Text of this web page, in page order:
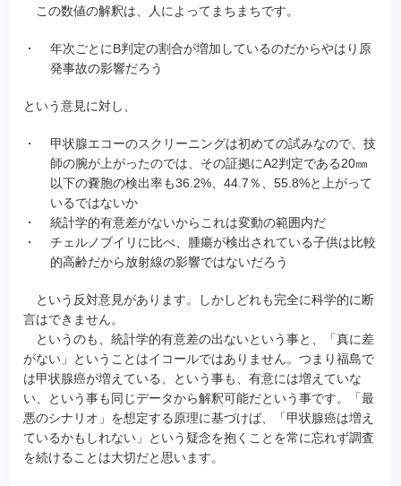
この数値の解釈は、人によってまちまちです。
・
年次ごとにB判定の割合が増加しているのだからやはり原
発事故の影響だろう
という意見に対し、
・
甲状腺エコーのスクリーニングは初めての試みなので、技
師の腕が上がったのでは、その証拠にA2判定である20㎜
以下の嚢胞の検出率も36.2%、44.7％、55.8%と上がって
いるではないか
・
統計学的有意差がないからこれは変動の範囲内だ
・
チェルノブイリに比べ、腫瘍が検出されている子供は比較
的高齢だから放射線の影響ではないだろう
という反対意見があります。しかしどれも完全に科学的に断
言はできません。
というのも、統計学的有意差の出ないという事と、「真に差
がない」ということはイコールではありません。つまり福島で
は甲状腺癌が増えている、という事も、有意には増えていな
い、という事も同じデータから解釈可能だという事です。「最
悪のシナリオ」を想定する原理に基づけば、「甲状腺癌は増え
ているかもしれない」という疑念を抱くことを常に忘れず調査
を続けることは大切だと思います。